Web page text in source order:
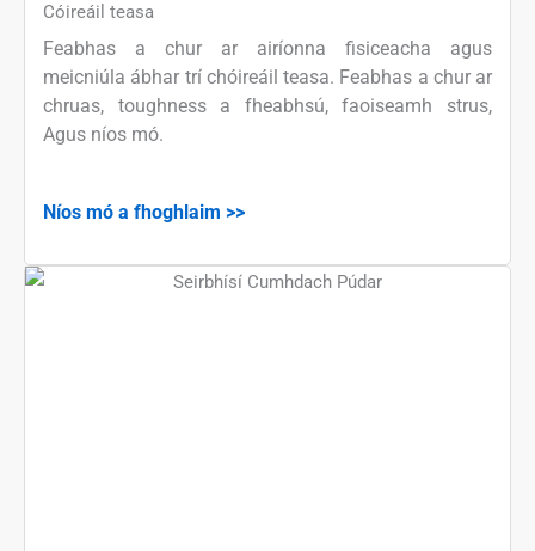
Cóireáil teasa
Feabhas a chur ar airíonna fisiceacha agus
meicniúla ábhar trí chóireáil teasa. Feabhas a chur ar
chruas, toughness a fheabhsú, faoiseamh strus,
Agus níos mó.
Níos mó a fhoghlaim >>